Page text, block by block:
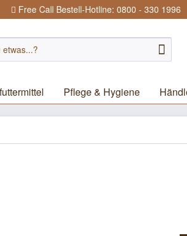
Free Call Bestell-Hotline: 0800 - 330 1996
Pflege & Hygiene